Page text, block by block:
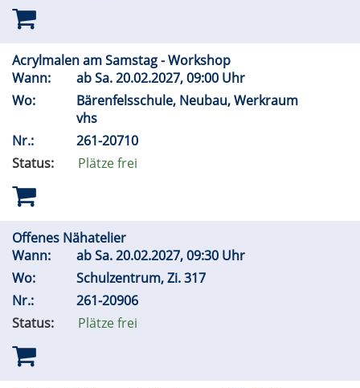
Acrylmalen am Samstag - Workshop
Wann:
abSa.20.02.2027, 09:00 Uhr
Wo:
Bärenfelsschule, Neubau, Werkraum
vhs
Nr.:
261-20710
Status:
Plätze frei
Offenes Nähatelier
Wann:
abSa.20.02.2027, 09:30 Uhr
Wo:
Schulzentrum, Zi. 317
Nr.:
261-20906
Status:
Plätze frei